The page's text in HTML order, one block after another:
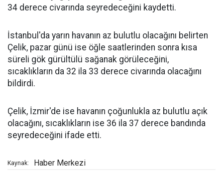
34 derece civarında seyredeceğini kaydetti.
İstanbul'da yarın havanın az bulutlu olacağını belirten
Çelik, pazar günü ise öğle saatlerinden sonra kısa
süreli gök gürültülü sağanak görüleceğini,
sıcaklıkların da 32 ila 33 derece civarında olacağını
bildirdi.
Çelik, İzmir'de ise havanın çoğunlukla az bulutlu açık
olacağını, sıcaklıkların ise 36 ila 37 derece bandında
seyredeceğini ifade etti.
Kaynak: Haber Merkezi